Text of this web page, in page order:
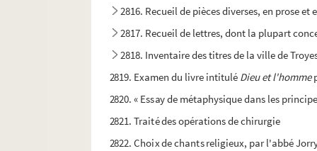
2816. Recueil de pièces diverses, en prose et
2817. Recueil de lettres, dont la plupart
2818. Inventaire des titres de la ville de
2819. Examen du livre intitulé Dieu et l'homme
2820. « Essay de métaphysique dans les
2821. Traité des opérations de chirurgie
2822. Choix de chants religieux, par l'abbé